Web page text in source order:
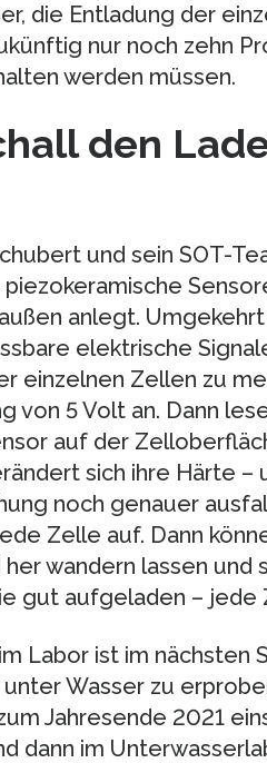
die Entladung der
nur noch zehn
werden müssen.
den
und sein SOT-
anlegt.
elektrische
einzelnen Zellen zu
von 5 Volt an. Dann
auf der
sich ihre Härte –
noch genauer
Zelle auf. Dann
wandern lassen und
gut aufgeladen – jede
Labor ist im nächsten
Wasser zu
Jahresende 2021
dann im